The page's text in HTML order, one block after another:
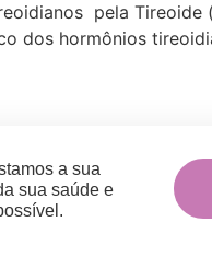
pela
dos hormônios
a sua
sua saúde e